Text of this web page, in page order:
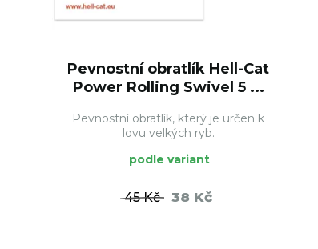
Pevnostní obratlík Hell-Cat
Power Rolling Swivel 5 ...
Pevnostní obratlík, který je určen k
lovu velkých ryb.
podle variant
45 Kč 38 Kč